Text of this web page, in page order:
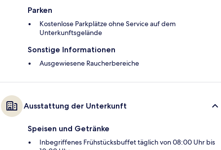
Parken
Kostenlose Parkplätze ohne Service auf dem
Unterkunftsgelände
Sonstige Informationen
Ausgewiesene Raucherbereiche
Ausstattung der Unterkunft
Speisen und Getränke
Inbegriffenes Frühstücksbuffet täglich von 08:00 Uhr bis